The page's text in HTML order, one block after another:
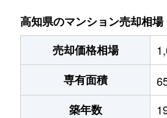
高知県のマンション売却相場
売却価格相場
専有面積
築年数